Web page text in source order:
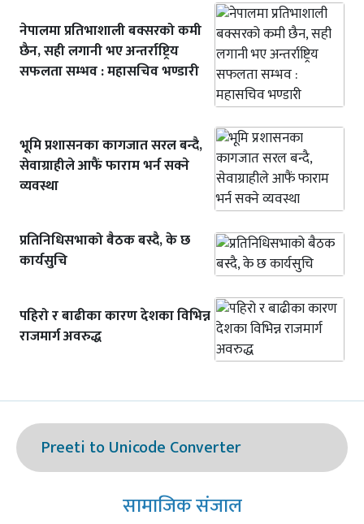
नेपालमा प्रतिभाशाली बक्सरको कमी
छैन, सही लगानी भए अन्तर्राष्ट्रिय
सफलता सम्भव : महासचिव भण्डारी
भूमि प्रशासनका कागजात सरल बन्दै,
सेवाग्राहीले आफैं फाराम भर्न सक्ने
व्यवस्था
प्रतिनिधिसभाको बैठक बस्दै, के छ
कार्यसुचि
पहिरो र बाढीका कारण देशका विभिन्न
राजमार्ग अवरुद्ध
Preeti to Unicode Converter
सामाजिक संजाल